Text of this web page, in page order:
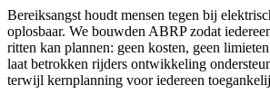
Bereiksangst houdt mensen tegen bij
oplosbaar. We bouwden ABRP zodat
ritten kan plannen: geen kosten, geen
laat betrokken rijders ontwikkeling
terwijl kernplanning voor iedereen